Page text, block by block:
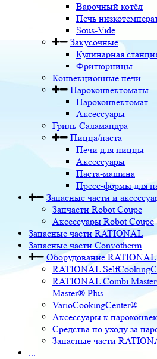
Варочный котёл
Печь
Sous-Vide
Закусочные
Кулинарная
Фритюрницы
Конвекционные печи
Пароконвектоматы
Пароконвектомат
Аксессуары
Гриль-Саламандра
Пицца/паста
Печи для пиццы
Аксессуары
Паста-машина
Пресс-формы для
Запасные части и
Запчасти Robot Coupe
Аксессуары Robot Coupe
Запасные части RATIONAL
Запасные части Convotherm
Оборудование RATIONAL
RATIONAL
RATIONAL Combi
Master® Plus
VarioCookingCenter®
Аксессуары к
Средства по уходу за
Запасные части
...